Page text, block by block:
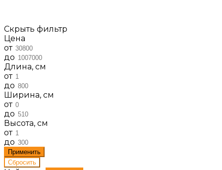
Скрыть фильтр
Цена
от
до
Длина, см
от
до
Ширина, см
от
до
Высота, см
от
до